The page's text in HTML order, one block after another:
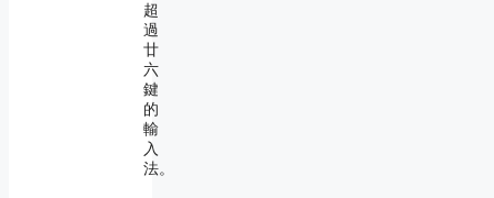
超
過
廿
六
鍵
的
輸
入
法。